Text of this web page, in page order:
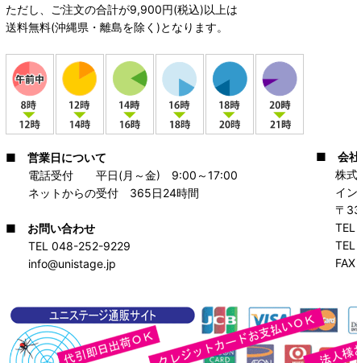
ただし、ご注文の合計が9,900円(税込)以上は
送料無料(沖縄県・離島を除く)となります。
■
営業日について
電話受付 平日(月～金) 9:00～17:00
ネットからの受付 365日24時間
■ お問い合わせ
TEL 048-252-9229
info@unistage.jp
■ 会
株式会
インタ
〒
TEL
TEL
FAX